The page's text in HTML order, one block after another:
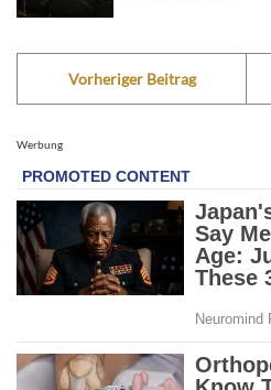
Vorheriger Beitrag
Werbung